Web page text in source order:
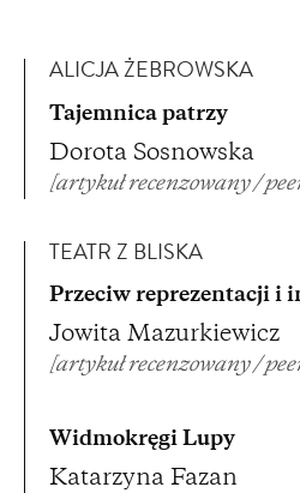
ALICJA ŻEBROWSKA
Tajemnica patrzy
Dorota Sosnowska
[artykuł recenzowany /
TEATR Z BLISKA
Przeciw reprezentacji i
Jowita Mazurkiewicz
[artykuł recenzowany /
Widmokręgi Lupy
Katarzyna Fazan